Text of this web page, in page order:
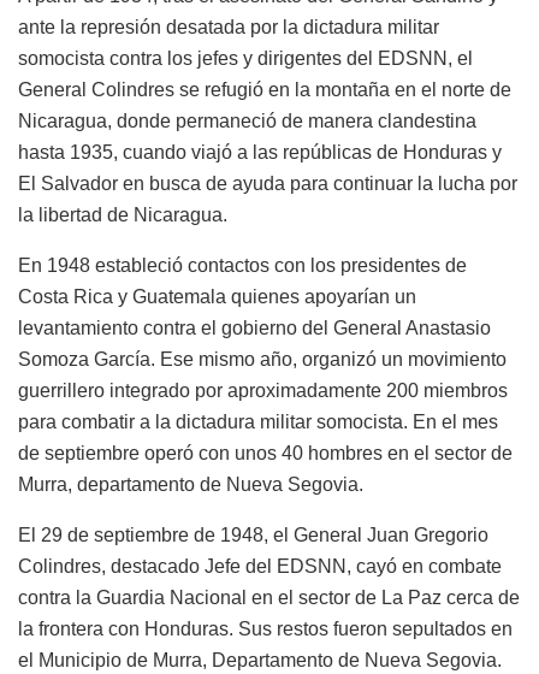
ante la represión desatada por la dictadura militar
somocista contra los jefes y dirigentes del EDSNN, el
General Colindres se refugió en la montaña en el norte de
Nicaragua, donde permaneció de manera clandestina
hasta 1935, cuando viajó a las repúblicas de Honduras y
El Salvador en busca de ayuda para continuar la lucha por
la libertad de Nicaragua.
En 1948 estableció contactos con los presidentes de
Costa Rica y Guatemala quienes apoyarían un
levantamiento contra el gobierno del General Anastasio
Somoza García. Ese mismo año, organizó un movimiento
guerrillero integrado por aproximadamente 200 miembros
para combatir a la dictadura militar somocista. En el mes
de septiembre operó con unos 40 hombres en el sector de
Murra, departamento de Nueva Segovia.
El 29 de septiembre de 1948, el General Juan Gregorio
Colindres, destacado Jefe del EDSNN, cayó en combate
contra la Guardia Nacional en el sector de La Paz cerca de
la frontera con Honduras. Sus restos fueron sepultados en
el Municipio de Murra, Departamento de Nueva Segovia.